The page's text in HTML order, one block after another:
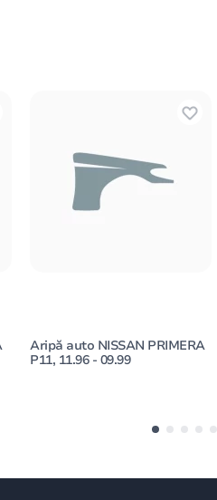
Aripă auto NISSAN PRIMERA
P11, 11.96 - 09.99